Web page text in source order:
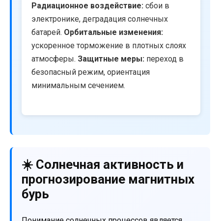
Радиационное воздействие: сбои в
электронике, деградация солнечных
батарей. Орбитальные изменения:
ускоренное торможение в плотных слоях
атмосферы. Защитные меры: переход в
безопасный режим, ориентация
минимальным сечением.
☀️ Солнечная активность и
прогнозирование магнитных
бурь